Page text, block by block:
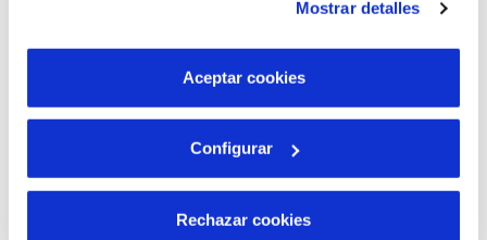
son indispensables para que el sitio web funcione y que
por tanto no se pueden desactivar. Puedes consultar
más información en nuestraPolítica de Cookies
Mostrar detalles
Aceptar cookies
Configurar
Rechazar cookies
Presentación del proyecto DIGITALASVEGAS
Plan de medidas antifraude